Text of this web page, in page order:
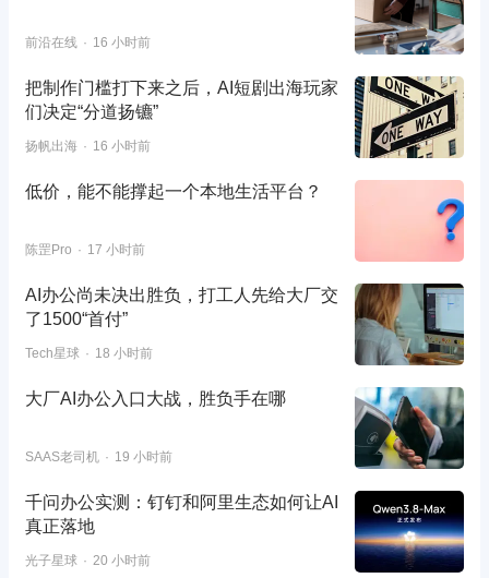
前沿在线 16 小时前
把制作门槛打下来之后，AI短剧出海玩家
们决定“分道扬镳”
扬帆出海 16 小时前
低价，能不能撑起一个本地生活平台？
陈罡Pro 17 小时前
AI办公尚未决出胜负，打工人先给大厂交
了1500“首付”
Tech星球 18 小时前
大厂AI办公入口大战，胜负手在哪
SAAS老司机 19 小时前
千问办公实测：钉钉和阿里生态如何让AI
真正落地
光子星球 20 小时前